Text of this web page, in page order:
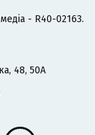
- R40-02163.
48, 50А